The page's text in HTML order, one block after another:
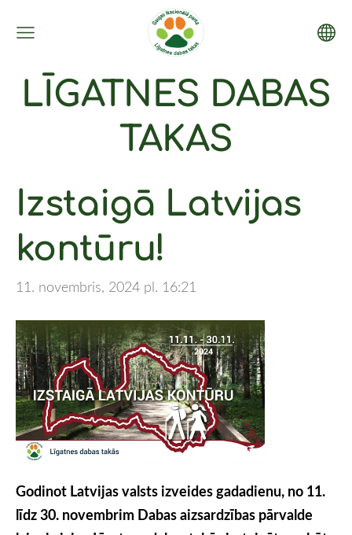
LĪGATNES DABAS
TAKAS
Izstaigā Latvijas
kontūru!
11. novembris, 2024 pl. 16:21
Godinot Latvijas valsts izveides gadadienu, no 11.
līdz 30. novembrim Dabas aizsardzības pārvalde